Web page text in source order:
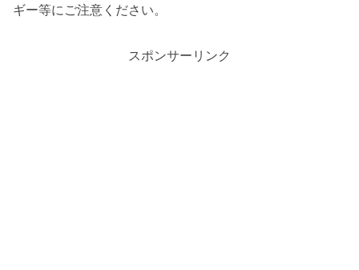
ギー等にご注意ください。
スポンサーリンク